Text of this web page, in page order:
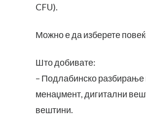
CFU).
Можно е да изберете
Што добивате:
– Подлабинско разбирање
менаџмент, дигитални
вештини.